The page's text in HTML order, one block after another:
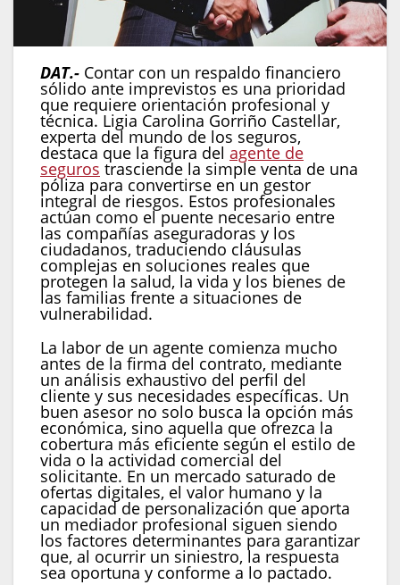
DAT.- Contar con un respaldo financiero
sólido ante imprevistos es una prioridad
que requiere orientación profesional y
técnica. Ligia Carolina Gorriño Castellar,
experta del mundo de los seguros,
destaca que la figura del agente de
seguros trasciende la simple venta de una
póliza para convertirse en un gestor
integral de riesgos. Estos profesionales
actúan como el puente necesario entre
las compañías aseguradoras y los
ciudadanos, traduciendo cláusulas
complejas en soluciones reales que
protegen la salud, la vida y los bienes de
las familias frente a situaciones de
vulnerabilidad.
La labor de un agente comienza mucho
antes de la firma del contrato, mediante
un análisis exhaustivo del perfil del
cliente y sus necesidades específicas. Un
buen asesor no solo busca la opción más
económica, sino aquella que ofrezca la
cobertura más eficiente según el estilo de
vida o la actividad comercial del
solicitante. En un mercado saturado de
ofertas digitales, el valor humano y la
capacidad de personalización que aporta
un mediador profesional siguen siendo
los factores determinantes para garantizar
que, al ocurrir un siniestro, la respuesta
sea oportuna y conforme a lo pactado.